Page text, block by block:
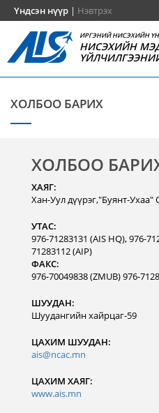
Үндсэн нүүр | Нэвтрэх
ИРГЭНИЙ НИСЭХИЙН
НИСЭХИЙН
ХОЛБОО БАРИХ
ХОЛБОО
ХАЯГ:
Хан-Уул дүүрэг,"Буянт-
УТАС:
976-71283131 (AIS HQ), 976-
71283112 (AIP)
ФАКС:
976-70049838 (ZMUB) 976-
ШУУДАН:
Шуудангийн хайрцаг-59
ЦАХИМ ШУУДАН:
ais@ncac.mn
ЦАХИМ ХАЯГ:
www.ais.mn